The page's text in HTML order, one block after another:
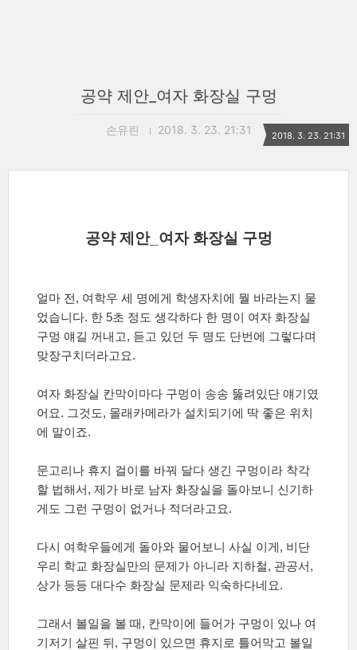
공약 제안_여자 화장실 구멍
손유린 2018. 3. 23. 21:31 2018. 3. 23. 21:31
공약 제안_ 여자 화장실 구멍
얼마 전 , 여학우 세 명에게 학생자치에 뭘 바라는지 물
었습니다. 한 5초 정도 생각하다 한 명이 여자 화장실
구멍 얘길 꺼내고, 듣고 있던 두 명도 단번에 그렇다며
맞장구치더라고요.
여자 화장실 칸막이마다 구멍이 송송 뚫려있단 얘기였
어요. 그것도, 몰래카메라가 설치되기에 딱 좋은 위치
에 말이죠.
문고리나 휴지 걸이를 바꿔 달다 생긴 구멍이라 착각
할 법해서 , 제가 바로 남자 화장실을 돌아보니 신기하
게도 그런 구멍이 없거나 적더라고요.
다시 여학우들에게 돌아와 물어보니 사실 이게 , 비단
우리 학교 화장실만의 문제가 아니라 지하철, 관공서 ,
상가 등등 대다수 화장실 문제라 익숙하다네요.
그래서 볼일을 볼 때 , 칸막이에 들어가 구멍이 있나 여
기저기 살핀 뒤 , 구멍이 있으면 휴지로 틀어막고 볼일